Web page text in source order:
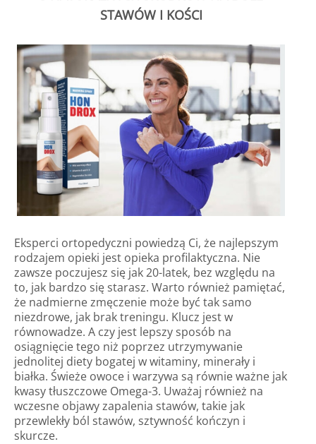
STAWÓW I KOŚCI
Eksperci ortopedyczni powiedzą Ci, że najlepszym
rodzajem opieki jest opieka profilaktyczna. Nie
zawsze poczujesz się jak 20-latek, bez względu na
to, jak bardzo się starasz. Warto również pamiętać,
że nadmierne zmęczenie może być tak samo
niezdrowe, jak brak treningu. Klucz jest w
równowadze. A czy jest lepszy sposób na
osiągnięcie tego niż poprzez utrzymywanie
jednolitej diety bogatej w witaminy, minerały i
białka. Świeże owoce i warzywa są równie ważne jak
kwasy tłuszczowe Omega-3. Uważaj również na
wczesne objawy zapalenia stawów, takie jak
przewlekły ból stawów, sztywność kończyn i
skurcze.